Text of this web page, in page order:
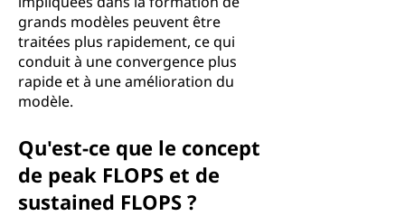
grands modèles peuvent être
traitées plus rapidement, ce qui
conduit à une convergence plus
rapide et à une amélioration du
modèle.
Qu'est-ce que le concept
de peak FLOPS et de
sustained FLOPS ?